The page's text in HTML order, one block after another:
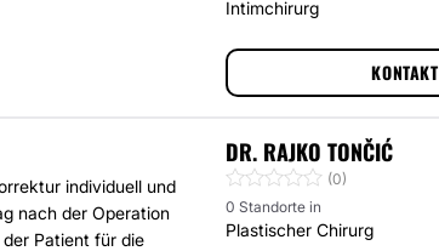
Intimchirurg
KONTAKT
individuell und
nach der Operation
Patient für die
DR. RAJKO TONČIĆ
(0)
0 Standorte in
Plastischer Chirurg